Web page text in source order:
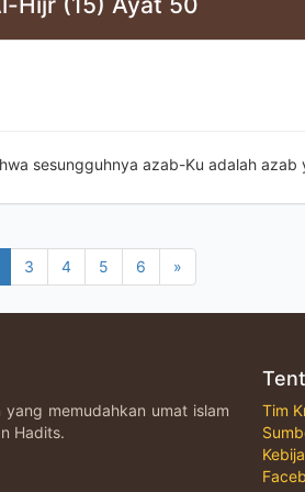
sesungguhnya azab-Ku adalah azab
3 4 5 6 »
memudahkan umat islam
Hadits.
Tim